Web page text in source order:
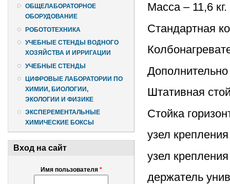
ОБЩЕЛАБОРАТОРНОЕ
ОБОРУДОВАНИЕ
РОБОТОТЕХНИКА
УЧЕБНЫЕ СТЕНДЫ ВОДНОГО
ХОЗЯЙСТВА И ИРРИГАЦИИ
УЧЕБНЫЕ СТЕНДЫ
ЦИФРОВЫЕ ЛАБОРАТОРИИ ПО
ХИМИИ, БИОЛОГИИ,
ЭКОЛОГИИ И ФИЗИКЕ
ЭКСПЕРЕМЕНТАЛЬНЫЕ
ХИМИЧЕСКИЕ БОКСЫ
Вход на сайт
Имя пользователя *
Масса – 11,6 кг.
Стандартная
Штативная
Стойка
узел
узел
держатель